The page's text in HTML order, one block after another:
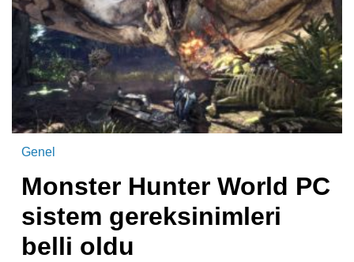
Genel
Monster Hunter World PC
sistem gereksinimleri
belli oldu